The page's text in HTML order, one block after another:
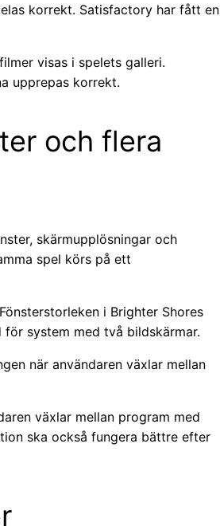
korrekt. Satisfactory har fått en
visas i spelets galleri.
upprepas korrekt.
och flera
skärmupplösningar och
spel körs på ett
i Brighter Shores
system med två bildskärmar.
när användaren växlar mellan
växlar mellan program med
ska också fungera bättre efter